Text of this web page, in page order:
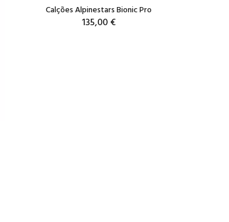
Calções Alpinestars Bionic Pro
135,00 €